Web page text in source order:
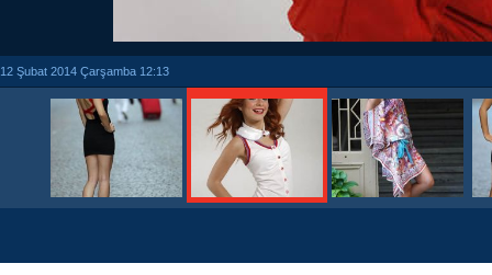
12 Şubat 2014 Çarşamba 12:13